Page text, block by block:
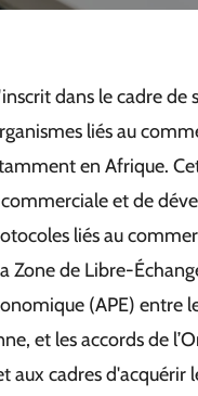
dans le cadre de
liés au
en Afrique.
et de
liés au
Zone de Libre-
(APE) entre
et les accords de
aux cadres d'acquérir